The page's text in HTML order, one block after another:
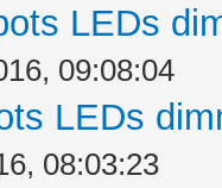
LEDs
09:08:04
LEDs
08:03:23